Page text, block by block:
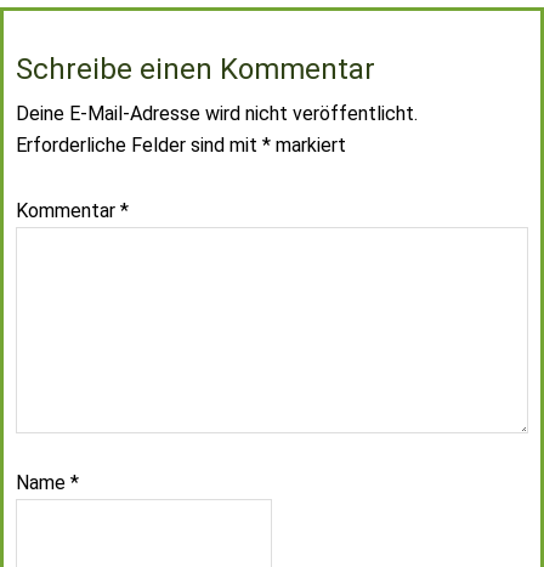
Schreibe einen Kommentar
Deine E-Mail-Adresse wird nicht veröffentlicht.
Erforderliche Felder sind mit * markiert
Kommentar *
Name *